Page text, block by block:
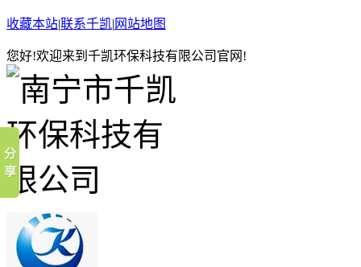
收藏本站|联系千凯| 网站地图
您好!欢迎来到千凯环保科技有限公司官网!